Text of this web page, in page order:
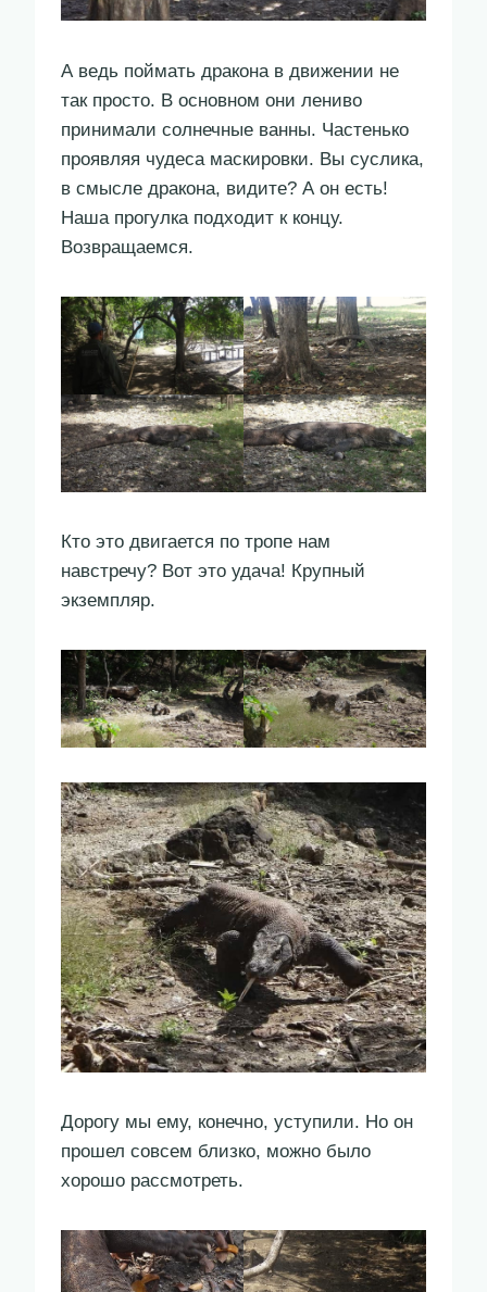
А ведь поймать дракона в движении не
так просто. В основном они лениво
принимали солнечные ванны. Частенько
проявляя чудеса маскировки. Вы суслика,
в смысле дракона, видите? А он есть!
Наша прогулка подходит к концу.
Возвращаемся.
Кто это двигается по тропе нам
навстречу? Вот это удача! Крупный
экземпляр.
Дорогу мы ему, конечно, уступили. Но он
прошел совсем близко, можно было
хорошо рассмотреть.